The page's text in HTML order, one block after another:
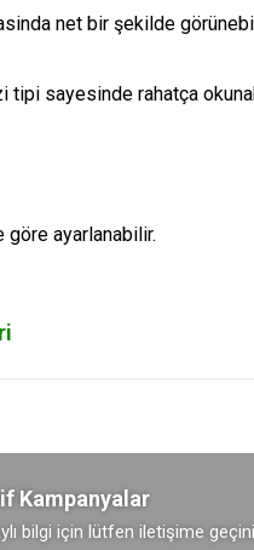
net bir şekilde
tipi sayesinde rahatça
göre ayarlanabilir.
Kampanyalar
bilgi için lütfen iletişime